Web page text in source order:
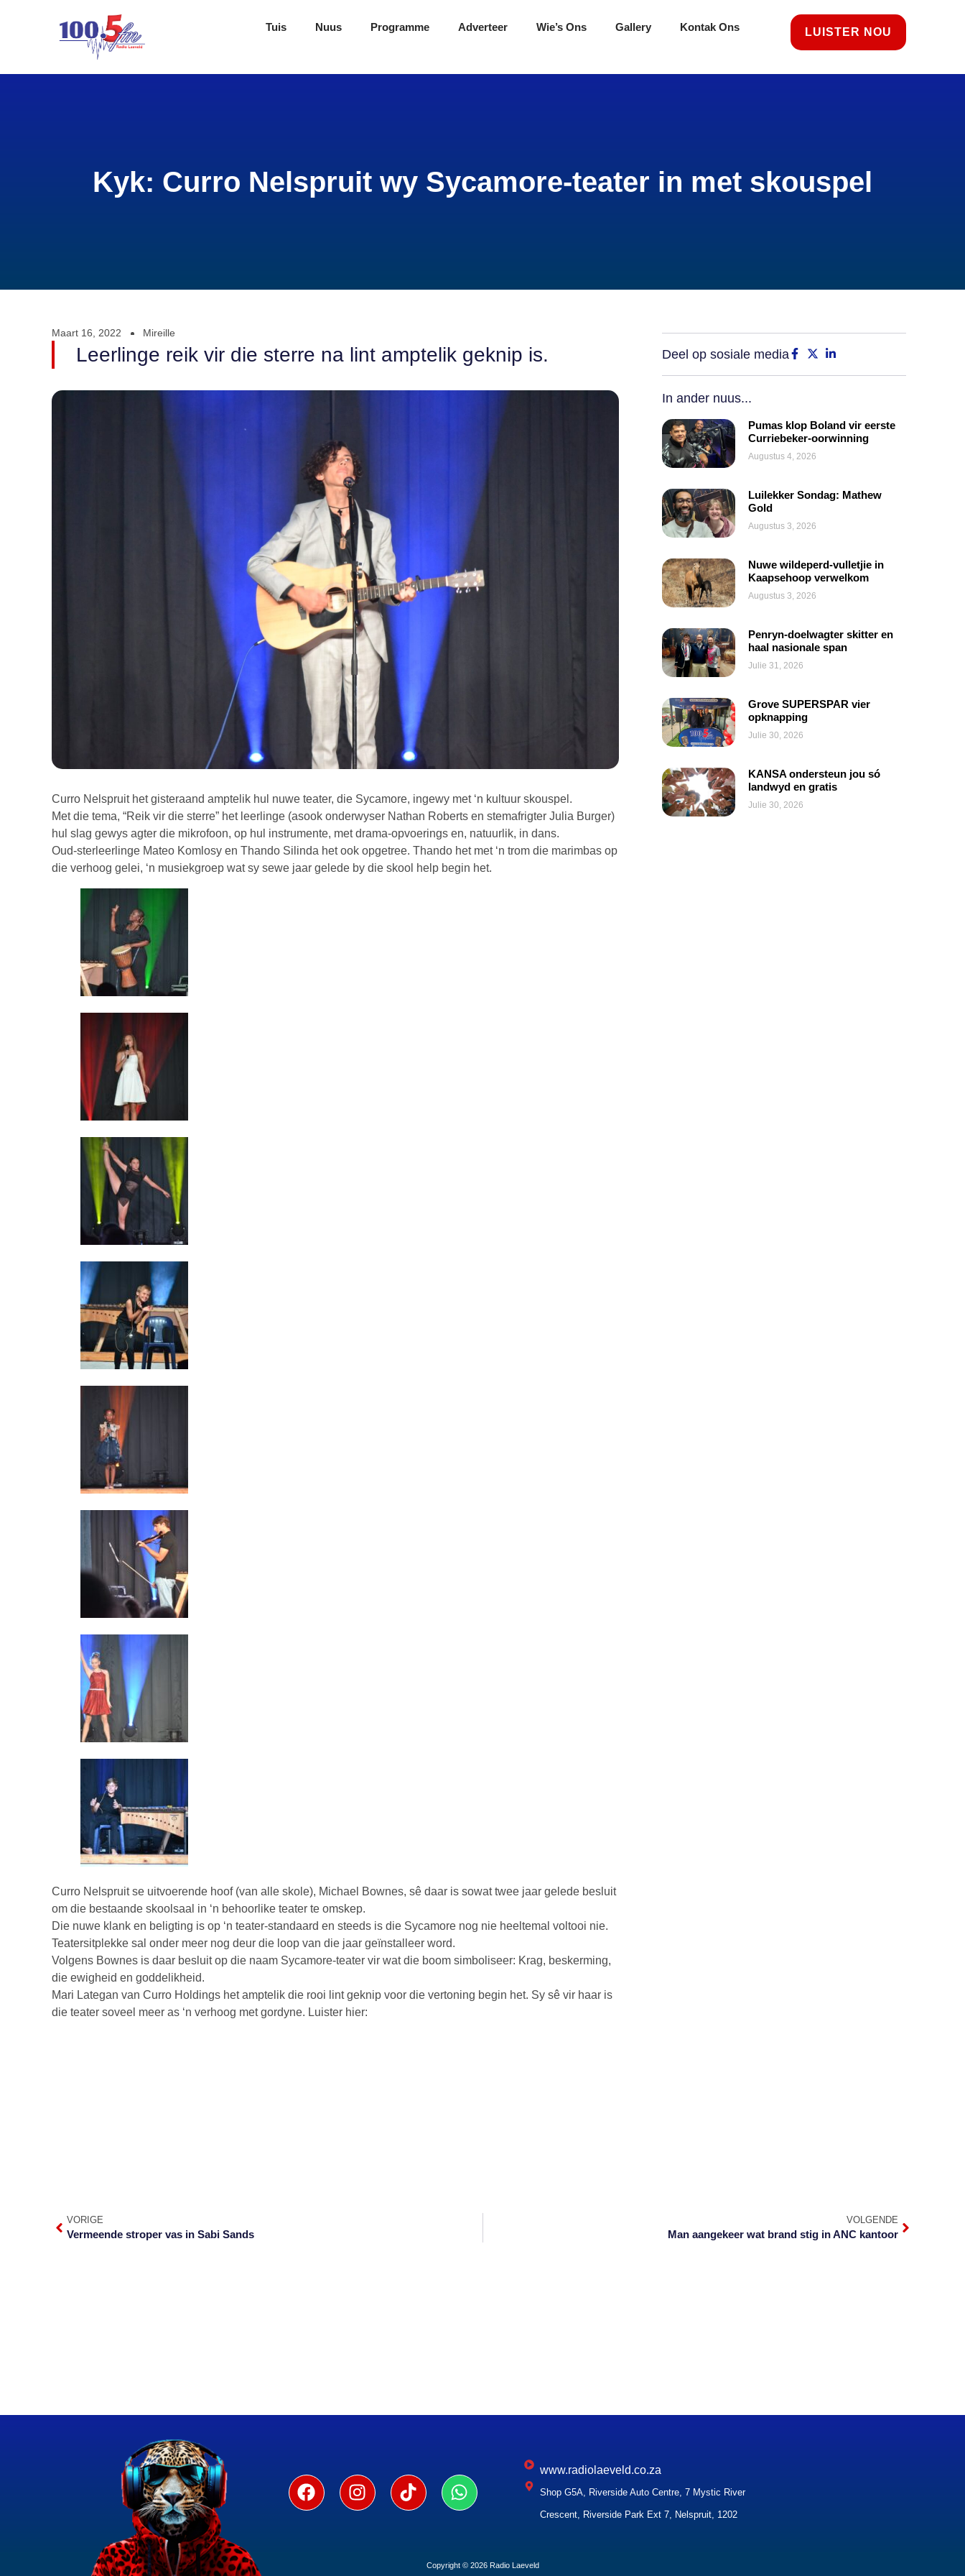
Tuis Nuus Programme Adverteer Wie’s Ons Gallery Kontak Ons LUISTER NOU
Kyk: Curro Nelspruit wy Sycamore-teater in met skouspel
Maart 16, 2022 Mireille
Leerlinge reik vir die sterre na lint amptelik geknip is.
Curro Nelspruit het gisteraand amptelik hul nuwe teater, die Sycamore, ingewy met ‘n kultuur skouspel.
Met die tema, “Reik vir die sterre” het leerlinge (asook onderwyser Nathan Roberts en stemafrigter Julia Burger)
hul slag gewys agter die mikrofoon, op hul instrumente, met drama-opvoerings en, natuurlik, in dans.
Oud-sterleerlinge Mateo Komlosy en Thando Silinda het ook opgetree. Thando het met ‘n trom die marimbas op
die verhoog gelei, ‘n musiekgroep wat sy sewe jaar gelede by die skool help begin het.
Curro Nelspruit se uitvoerende hoof (van alle skole), Michael Bownes, sê daar is sowat twee jaar gelede besluit
om die bestaande skoolsaal in ‘n behoorlike teater te omskep.
Die nuwe klank en beligting is op ‘n teater-standaard en steeds is die Sycamore nog nie heeltemal voltooi nie.
Teatersitplekke sal onder meer nog deur die loop van die jaar geïnstalleer word.
Volgens Bownes is daar besluit op die naam Sycamore-teater vir wat die boom simboliseer: Krag, beskerming,
die ewigheid en goddelikheid.
Mari Lategan van Curro Holdings het amptelik die rooi lint geknip voor die vertoning begin het. Sy sê vir haar is
die teater soveel meer as ‘n verhoog met gordyne. Luister hier:
Deel op sosiale media
In ander nuus...
Pumas klop Boland vir eerste
Curriebeker-oorwinning
Augustus 4, 2026
Luilekker Sondag: Mathew
Gold
Augustus 3, 2026
Nuwe wildeperd-vulletjie in
Kaapsehoop verwelkom
Augustus 3, 2026
Penryn-doelwagter skitter en
haal nasionale span
Julie 31, 2026
Grove SUPERSPAR vier
opknapping
Julie 30, 2026
KANSA ondersteun jou só
landwyd en gratis
Julie 30, 2026
VORIGE
Vermeende stroper vas in Sabi Sands
VOLGENDE
Man aangekeer wat brand stig in ANC kantoor
www.radiolaeveld.co.za
Shop G5A, Riverside Auto Centre, 7 Mystic River
Crescent, Riverside Park Ext 7, Nelspruit, 1202
Copyright © 2026 Radio Laeveld